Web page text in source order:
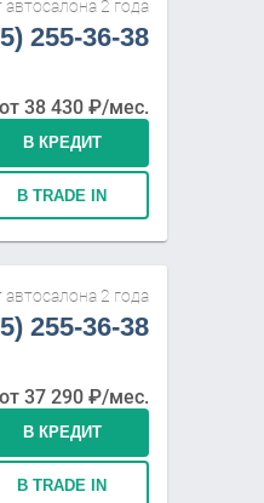
автосалона 2 года
255-36-38
от 38 430₽/мес.
В КРЕДИТ
В TRADE IN
автосалона 2 года
255-36-38
от 37 290₽/мес.
В КРЕДИТ
В TRADE IN